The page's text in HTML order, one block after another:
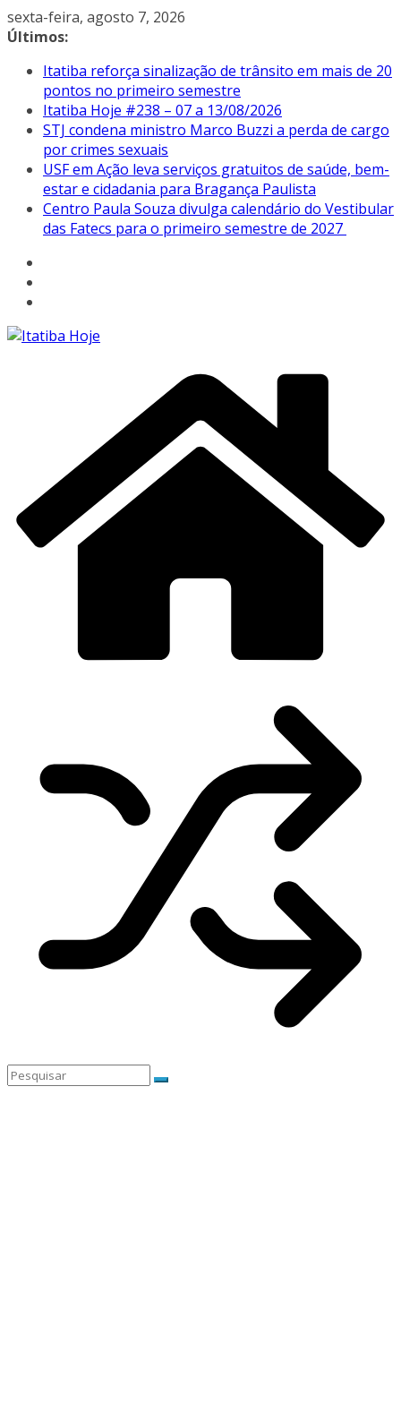
Pular
para
conteúdo
sexta-feira, agosto 7, 2026
Últimos:
Itatiba reforça sinalização de trânsito em mais de 20
pontos no primeiro semestre
Itatiba Hoje #238 – 07 a 13/08/2026
STJ condena ministro Marco Buzzi a perda de cargo
por crimes sexuais
USF em Ação leva serviços gratuitos de saúde, bem-
estar e cidadania para Bragança Paulista
Centro Paula Souza divulga calendário do Vestibular
das Fatecs para o primeiro semestre de 2027